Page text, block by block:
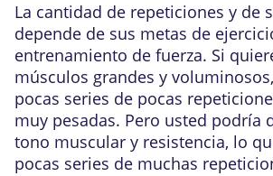
La cantidad de repeticiones y de
depende de sus metas de
entrenamiento de fuerza. Si
músculos grandes y
pocas series de pocas
muy pesadas. Pero usted podría
tono muscular y resistencia, lo
pocas series de muchas